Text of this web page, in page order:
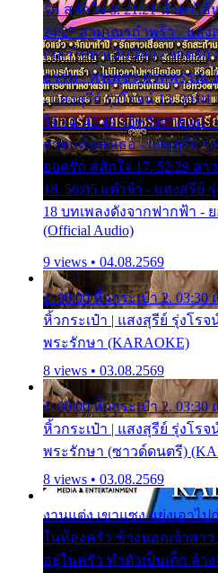
รัก สลักใจ 8. 21:21 น้ำตาไ
24:27 สามเณรกำพร้า - แสง
เวลาไปหาเมียน้อย - ยอดรัก
ธรรม - ศรเพชร ศรสุพรรณ
- แสงสุรีย์ รุ่งโรจน์ 13.
ใจ 14. 42:49 ไอ้หวังตายแน่
ธาตุแท้ของเธอ - แสงสุรีย์ รุ่
ยอดรัก สลักใจ 17. 52:29 ส
18. 56:05 แต๋วจ๋า - แสงสุรีย์
18 บทเพลงดังจากฟากฟ้า -
(Official Audio)
9 views • 04.08.2569
1. 00:00 หิ้วกระเป๋า 2. 03:30
หิ้วกระเป๋า | แสงสุรีย์ รุ่งโรจ
พระรักษา (KARAOKE)
8 views • 03.08.2569
1. 00:00 หิ้วกระเป๋า 2. 03:30
หิ้วกระเป๋า | แสงสุรีย์ รุ่งโรจ
พระรักษา (ซาวด์ดนตรี)
8 views • 03.08.2569
งานแต่ง เขาแซง แย่งเอา
ในห้องครัว ข้างนอกเจ้าสาว
อยู่ในครัว ทำตัวเป็นเด็ก ล้า